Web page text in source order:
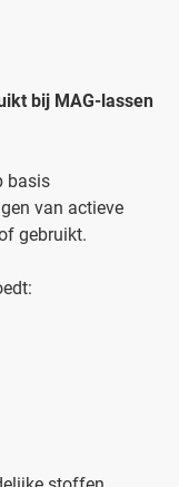
bij MAG-lassen
basis
van actieve
gebruikt.